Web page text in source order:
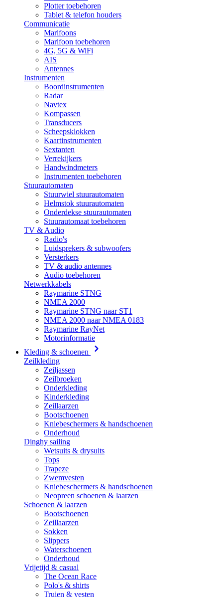
Plotter toebehoren
Tablet & telefon houders
Communicatie
Marifoons
Marifoon toebehoren
4G, 5G & WiFi
AIS
Antennes
Instrumenten
Boordinstrumenten
Radar
Navtex
Kompassen
Transducers
Scheepsklokken
Kaartinstrumenten
Sextanten
Verrekijkers
Handwindmeters
Instrumenten toebehoren
Stuurautomaten
Stuurwiel stuurautomaten
Helmstok stuurautomaten
Onderdekse stuurautomaten
Stuurautomaat toebehoren
TV & Audio
Radio's
Luidsprekers & subwoofers
Versterkers
TV & audio antennes
Audio toebehoren
Netwerkkabels
Raymarine STNG
NMEA 2000
Raymarine STNG naar ST1
NMEA 2000 naar NMEA 0183
Raymarine RayNet
Motorinformatie
Kleding & schoenen
Zeilkleding
Zeiljassen
Zeilbroeken
Onderkleding
Kinderkleding
Zeillaarzen
Bootschoenen
Kniebeschermers & handschoenen
Onderhoud
Dinghy sailing
Wetsuits & drysuits
Tops
Trapeze
Zwemvesten
Kniebeschermers & handschoenen
Neopreen schoenen & laarzen
Schoenen & laarzen
Bootschoenen
Zeillaarzen
Sokken
Slippers
Waterschoenen
Onderhoud
Vrijetijd & casual
The Ocean Race
Polo's & shirts
Truien & vesten